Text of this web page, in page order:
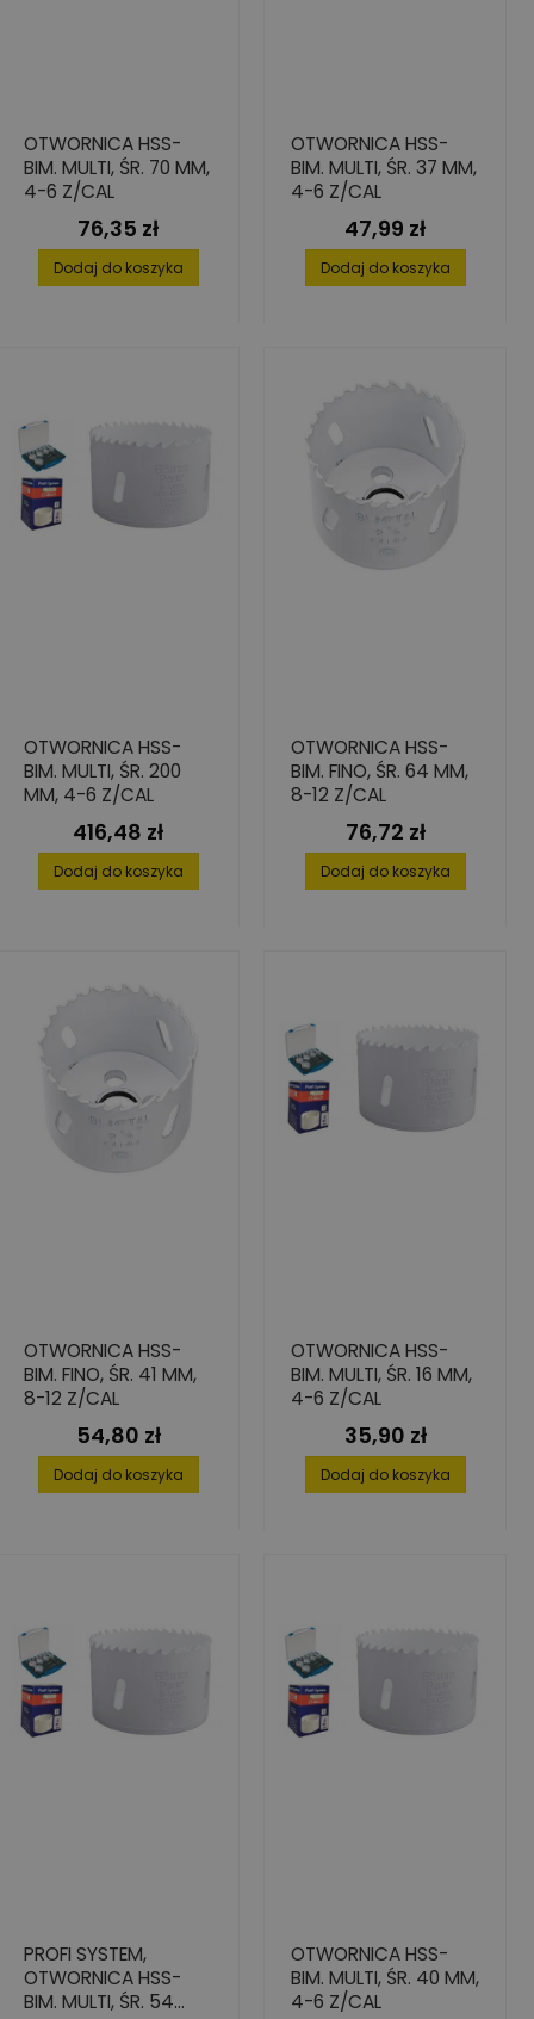
OTWORNICA HSS-
BIM. MULTI, ŚR. 70 MM,
4-6 Z/CAL
Cena
76,35 zł
Dodaj do koszyka
OTWORNICA HSS-
BIM. MULTI, ŚR. 37 MM,
4-6 Z/CAL
Cena
47,99 zł
Dodaj do koszyka
OTWORNICA HSS-
BIM. MULTI, ŚR. 200
MM, 4-6 Z/CAL
Cena
416,48 zł
Dodaj do koszyka
OTWORNICA HSS-
BIM. FINO, ŚR. 64 MM,
8-12 Z/CAL
Cena
76,72 zł
Dodaj do koszyka
OTWORNICA HSS-
BIM. FINO, ŚR. 41 MM,
8-12 Z/CAL
Cena
54,80 zł
Dodaj do koszyka
OTWORNICA HSS-
BIM. MULTI, ŚR. 16 MM,
4-6 Z/CAL
Cena
35,90 zł
Dodaj do koszyka
PROFI SYSTEM,
OTWORNICA HSS-
BIM. MULTI, ŚR. 54
OTWORNICA HSS-
BIM. MULTI, ŚR. 40 MM,
4-6 Z/CAL